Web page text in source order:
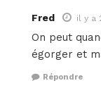
Fred il y a
On peut
égorger et
Répondre